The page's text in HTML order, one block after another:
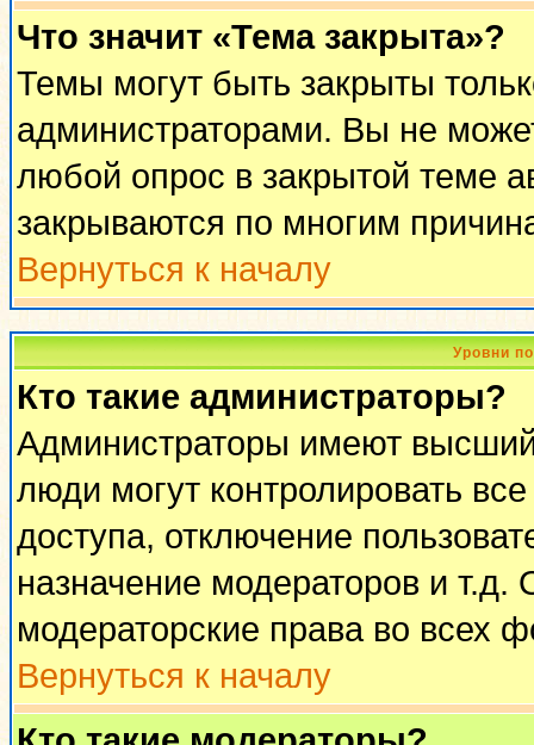
Что значит «Тема закрыта»?
Темы могут быть закрыты
администраторами. Вы не
любой опрос в закрытой теме
закрываются по многим
Вернуться к началу
Уровни
Кто такие администраторы?
Администраторы имеют
люди могут контролировать
доступа, отключение
назначение модераторов и
модераторские права во всех
Вернуться к началу